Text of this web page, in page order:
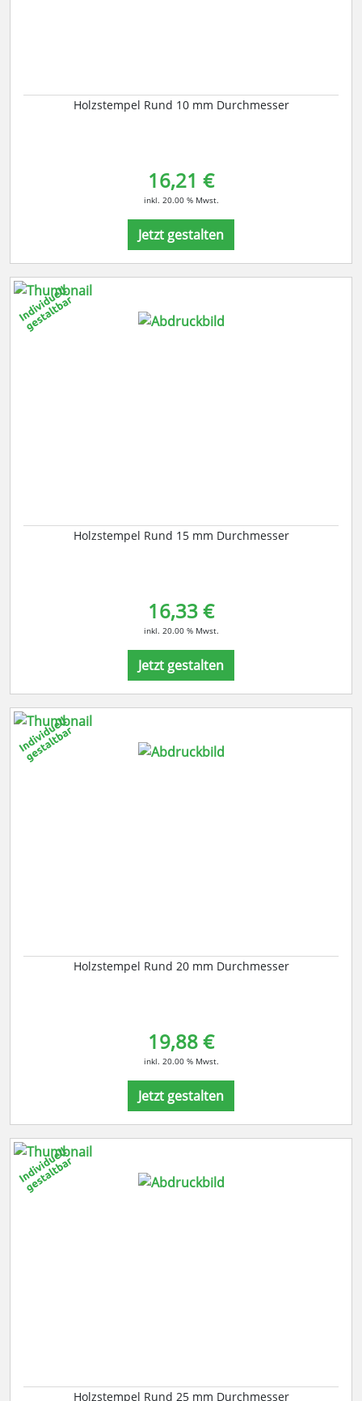
Holzstempel Rund 10 mm Durchmesser
16,21 €
inkl. 20.00 % Mwst.
Jetzt gestalten
Holzstempel Rund 15 mm Durchmesser
16,33 €
inkl. 20.00 % Mwst.
Jetzt gestalten
Holzstempel Rund 20 mm Durchmesser
19,88 €
inkl. 20.00 % Mwst.
Jetzt gestalten
Holzstempel Rund 25 mm Durchmesser